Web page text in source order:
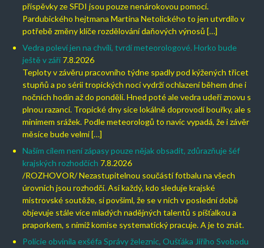
příspěvky ze SFDI jsou pouze nenárokovou pomocí.
Pardubického hejtmana Martina Netolického to jen utvrdilo v
potřebě změny klíče rozdělování daňových výnosů […]
Vedra poleví jen na chvíli, tvrdí meteorologové. Horko bude
ještě v září 7.8.2026
Teploty v závěru pracovního týdne spadly pod kýžených třicet
stupňů a po sérii tropických nocí vydrží ochlazení během dne i
nočních hodin až do pondělí. Hned poté ale vedra udeří znovu s
plnou razancí. Tropické dny sice lokálně doprovodí bouřky, ale s
minimem srážek. Podle meteorologů to navíc vypadá, že i závěr
měsíce bude velmi […]
Naším cílem není zápasy pouze nějak obsadit, zdůrazňuje šéf
krajských rozhodčích 7.8.2026
/ROZHOVOR/ Nezastupitelnou součástí fotbalu na všech
úrovních jsou rozhodčí. Asi každý, kdo sleduje krajské
mistrovské soutěže, si povšiml, že se v nich v poslední době
objevuje stále více mladých nadějných talentů s píšťalkou a
praporkem, s nimiž komise systematický pracuje. A je to znát.
Policie obvinila exšéfa Správy železnic, Oušťáka Jiřího Svobodu